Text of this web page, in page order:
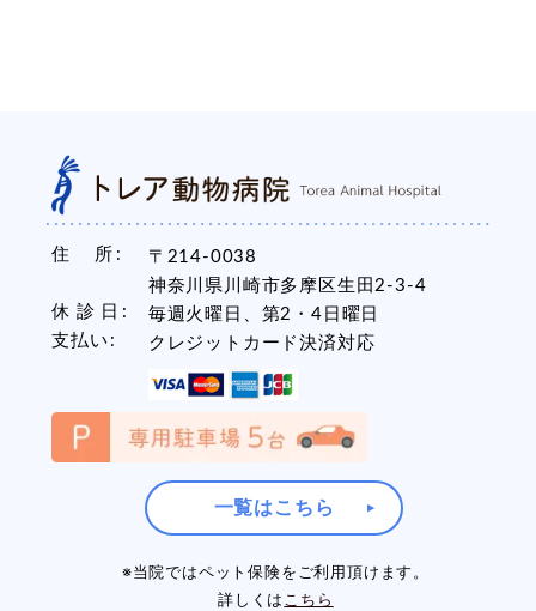
住 所
〒214-0038
神奈川県川崎市多摩区生田2-3-4
休 診 日
毎週火曜日、第2・4日曜日
支払い
クレジットカード決済対応
一覧はこちら
※当院ではペット保険をご利用頂けます。
詳しくは こちら